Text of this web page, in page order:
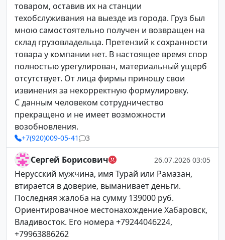
товаром, оставив их на станции
техобслуживания на выезде из города. Груз был
мною самостоятельно получен и возвращен на
склад грузовладельца. Претензий к сохранности
товара у компании нет. В настоящее время спор
полностью урегулирован, материальный ущерб
отсутствует. От лица фирмы приношу свои
извинения за некорректную формулировку.
С данным человеком сотрудничество
прекращено и не имеет возможности
возобновления.
+7(920)009-05-41 3
Сергей Борисович 26.07.2026 03:05
Нерусский мужчина, имя Турай или Рамазан,
втирается в доверие, выманивает деньги.
Последняя жалоба на сумму 139000 руб.
Ориентировачное местонахождение Хабаровск,
Владивосток. Его номера +79244046224,
+79963886262